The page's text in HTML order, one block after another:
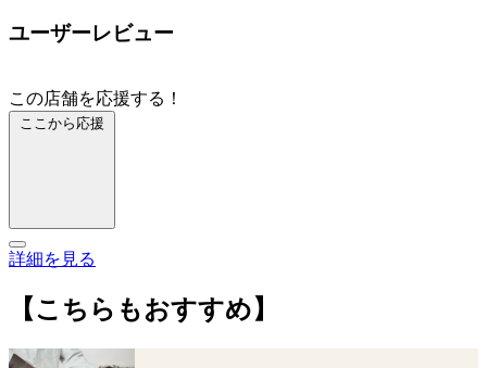
ユーザーレビュー
この店舗を応援する！
ここから応援
詳細を見る
【こちらもおすすめ】